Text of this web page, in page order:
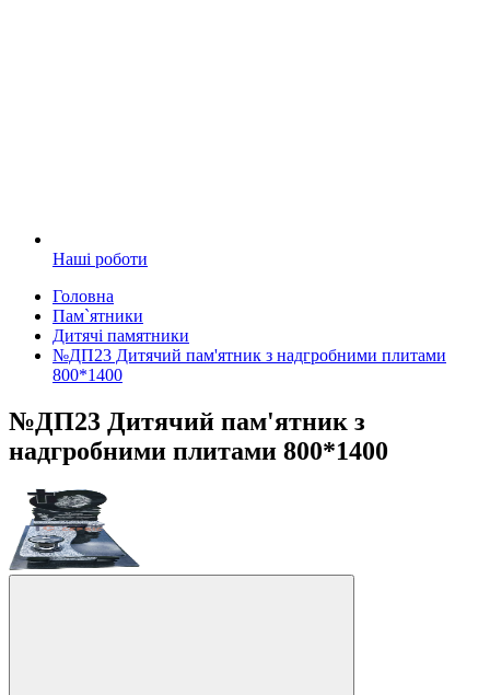
Наші роботи
Головна
Пам`ятники
Дитячі памятники
№ДП23 Дитячий пам'ятник з надгробними плитами
800*1400
№ДП23 Дитячий пам'ятник з
надгробними плитами 800*1400